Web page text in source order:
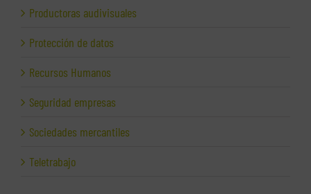
Productoras audivisuales
Protección de datos
Recursos Humanos
Seguridad empresas
Sociedades mercantiles
Teletrabajo